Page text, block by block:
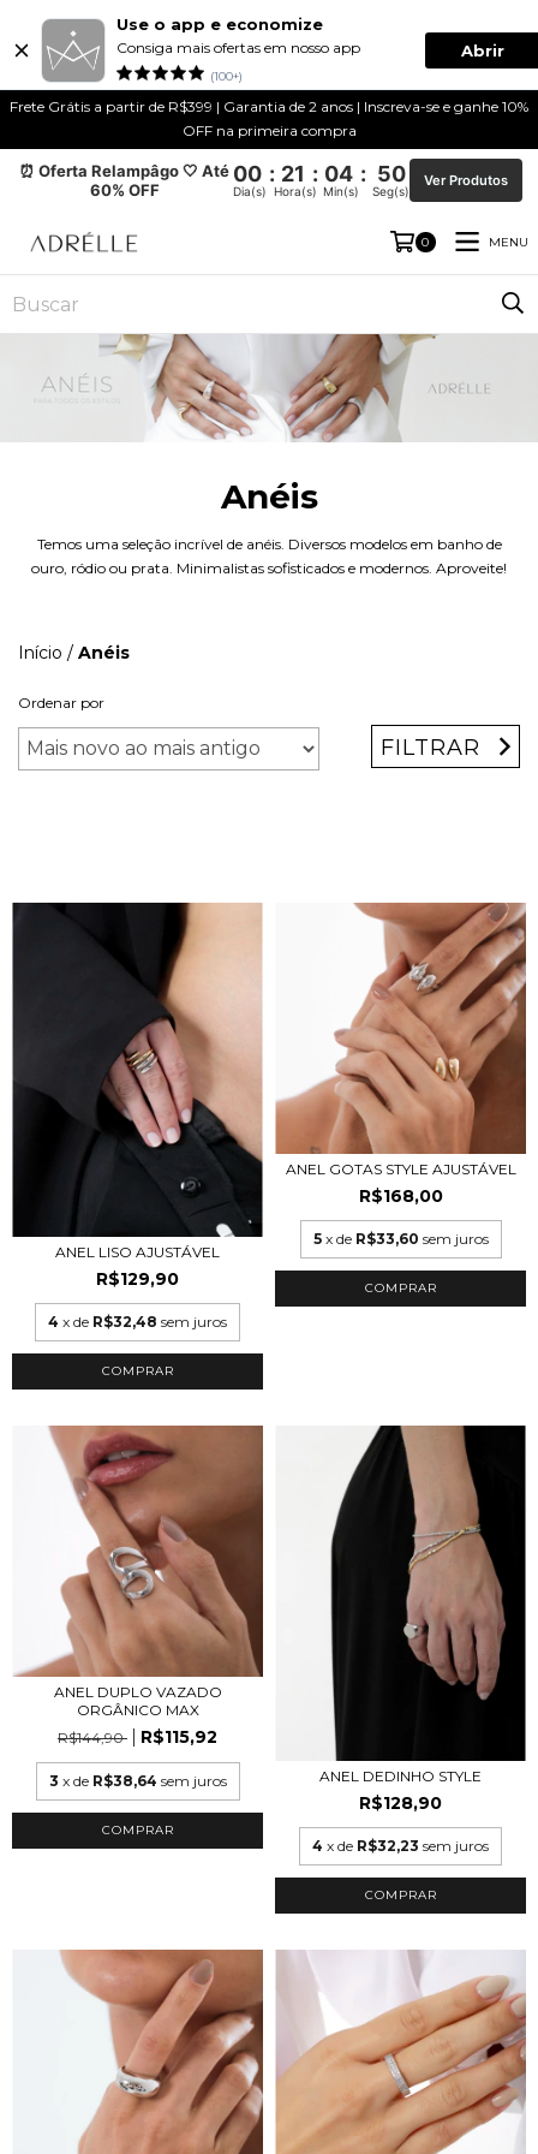
Use o app e economize
Consiga mais ofertas em nosso app
(100+)
Abrir
Frete Grátis a partir de R$399 | Garantia de 2 anos | Inscreva-se e ganhe 10%
OFF na primeira compra
⏰ Oferta Relampâgo 🤍 Até
60% OFF
00 : 21 : 04 : 50
Dia(s) Hora(s) Min(s) Seg(s)
Ver Produtos
0 MENU
Anéis
Temos uma seleção incrível de anéis. Diversos modelos em banho de
ouro, ródio ou prata. Minimalistas sofisticados e modernos. Aproveite!
Início / Anéis
Ordenar por
FILTRAR
ANEL LISO AJUSTÁVEL
R$129,90
4 x de R$32,48 sem juros
COMPRAR
ANEL GOTAS STYLE AJUSTÁVEL
R$168,00
5 x de R$33,60 sem juros
COMPRAR
ANEL DUPLO VAZADO
ORGÂNICO MAX
R$144,90
R$115,92
3 x de R$38,64 sem juros
COMPRAR
ANEL DEDINHO STYLE
R$128,90
4 x de R$32,23 sem juros
COMPRAR